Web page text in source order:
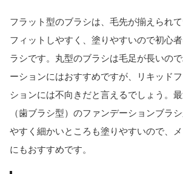
フラット型のブラシは、毛先が揃えられ
フィットしやすく、塗りやすいので初心
ラシです。丸型のブラシは毛足が長いの
ーションにはおすすめですが、リキッド
ションには不向きだと言えるでしょう。
（歯ブラシ型）のファンデーションブラ
やすく細かいところも塗りやすいので、
にもおすすめです。